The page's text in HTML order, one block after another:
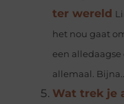
ter wereld
het nou gaat
een
allemaal.
Wat trek je